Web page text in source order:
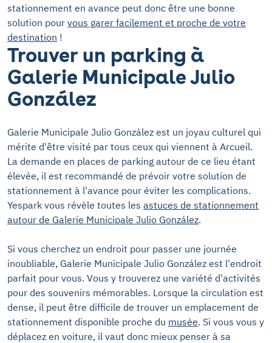
stationnement en avance peut donc être une bonne
solution pour vous garer facilement et proche de votre
destination !
Trouver un parking à
Galerie Municipale Julio
González
Galerie Municipale Julio González est un joyau culturel qui
mérite d'être visité par tous ceux qui viennent à Arcueil.
La demande en places de parking autour de ce lieu étant
élevée, il est recommandé de prévoir votre solution de
stationnement à l'avance pour éviter les complications.
Yespark vous révèle toutes les astuces de stationnement
autour de Galerie Municipale Julio González.
Si vous cherchez un endroit pour passer une journée
inoubliable, Galerie Municipale Julio González est l'endroit
parfait pour vous. Vous y trouverez une variété d'activités
pour des souvenirs mémorables. Lorsque la circulation est
dense, il peut être difficile de trouver un emplacement de
stationnement disponible proche du musée. Si vous vous y
déplacez en voiture, il vaut donc mieux penser à sa